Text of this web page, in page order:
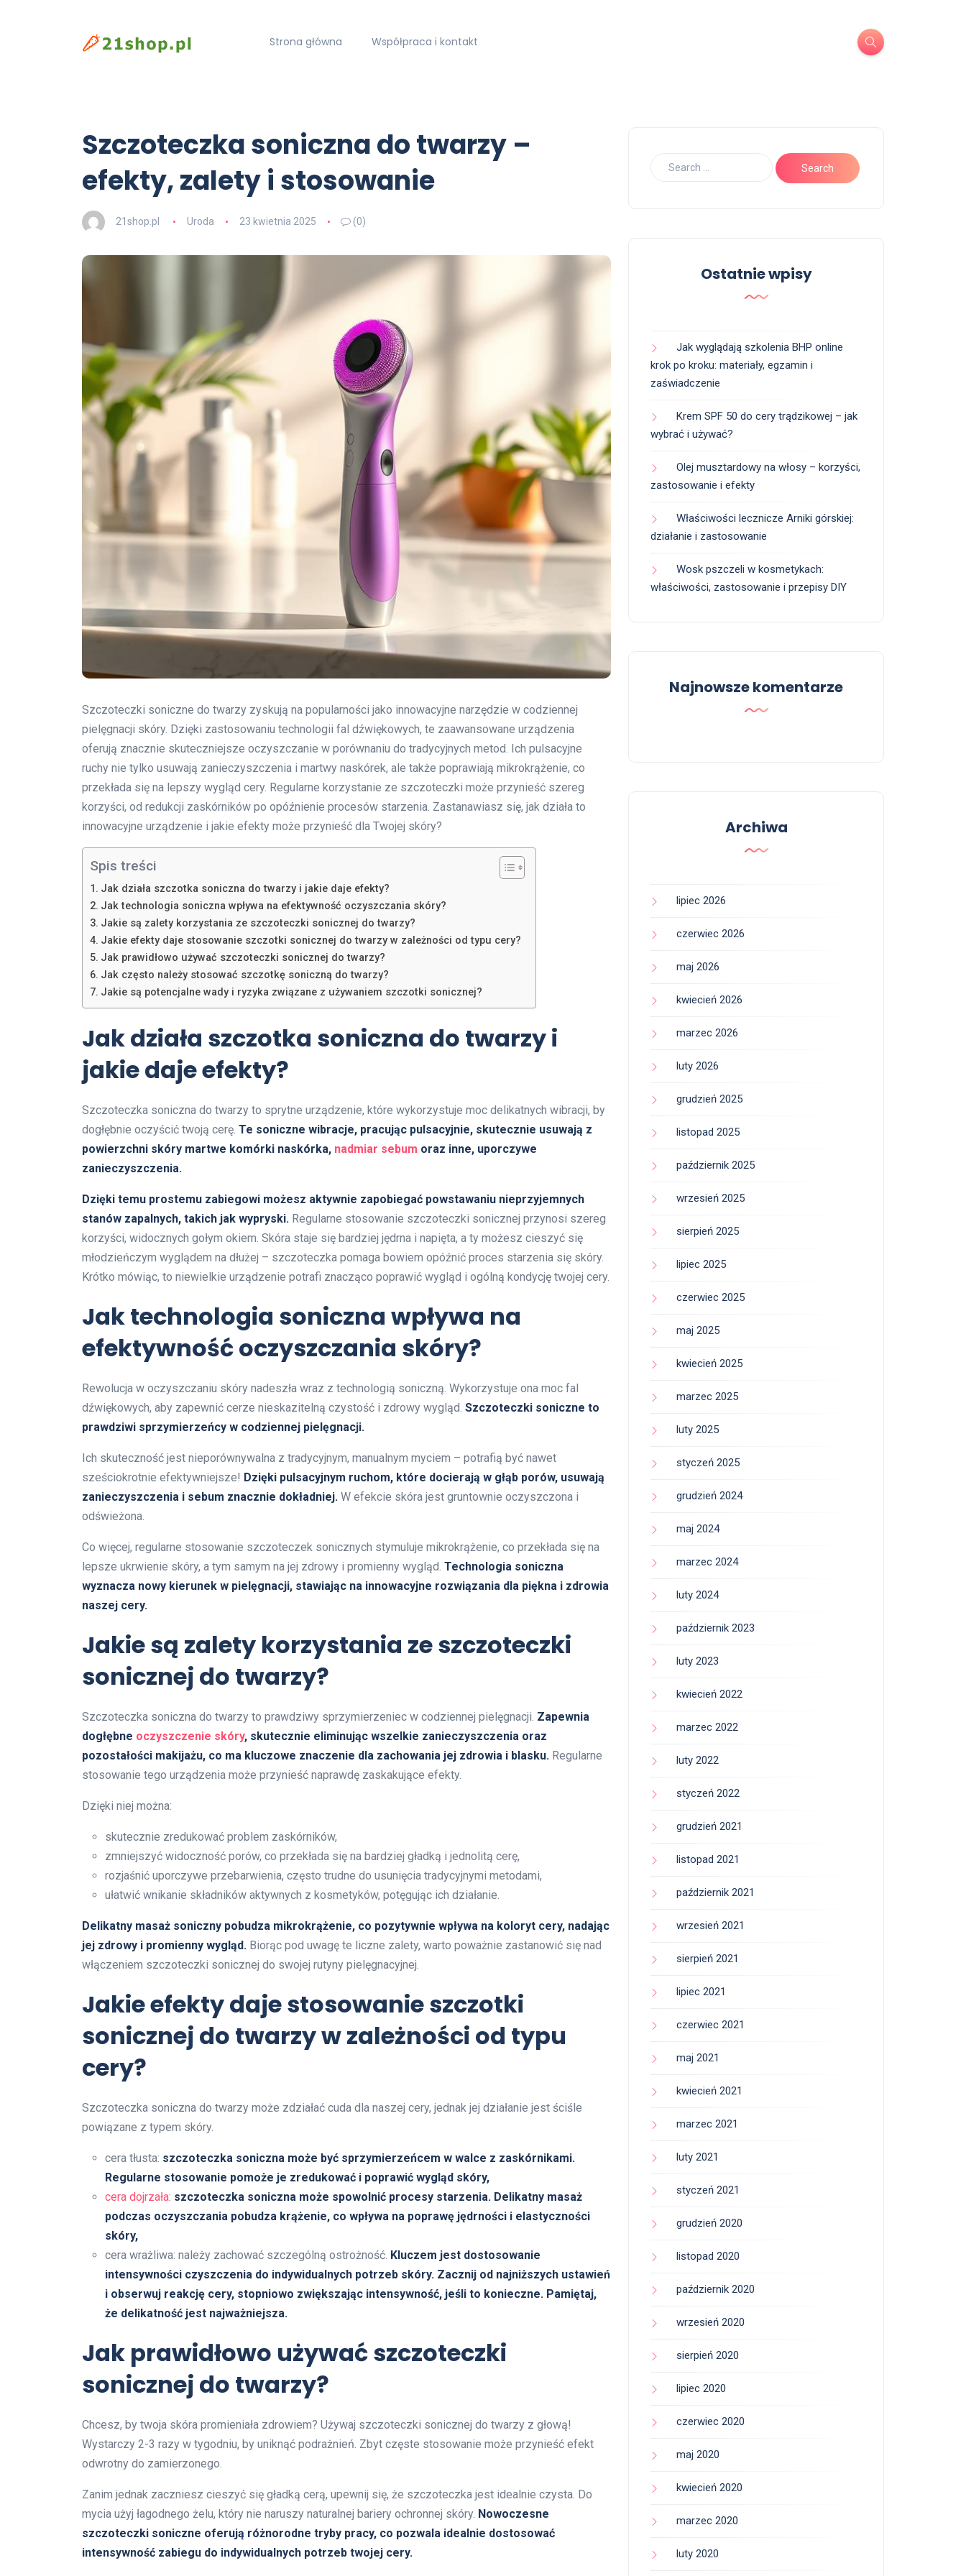
Strona główna Współpraca i kontakt
Szczoteczka soniczna do twarzy –
efekty, zalety i stosowanie
21shop.pl Uroda 23 kwietnia 2025 (0)
Szczoteczki soniczne do twarzy zyskują na popularności jako innowacyjne narzędzie w codziennej
pielęgnacji skóry. Dzięki zastosowaniu technologii fal dźwiękowych, te zaawansowane urządzenia
oferują znacznie skuteczniejsze oczyszczanie w porównaniu do tradycyjnych metod. Ich pulsacyjne
ruchy nie tylko usuwają zanieczyszczenia i martwy naskórek, ale także poprawiają mikrokrążenie, co
przekłada się na lepszy wygląd cery. Regularne korzystanie ze szczoteczki może przynieść szereg
korzyści, od redukcji zaskórników po opóźnienie procesów starzenia. Zastanawiasz się, jak działa to
innowacyjne urządzenie i jakie efekty może przynieść dla Twojej skóry?
Spis treści
Jak działa szczotka soniczna do twarzy i jakie daje efekty?
Jak technologia soniczna wpływa na efektywność oczyszczania skóry?
Jakie są zalety korzystania ze szczoteczki sonicznej do twarzy?
Jakie efekty daje stosowanie szczotki sonicznej do twarzy w zależności od typu cery?
Jak prawidłowo używać szczoteczki sonicznej do twarzy?
Jak często należy stosować szczotkę soniczną do twarzy?
Jakie są potencjalne wady i ryzyka związane z używaniem szczotki sonicznej?
Jak działa szczotka soniczna do twarzy i
jakie daje efekty?
Szczoteczka soniczna do twarzy to sprytne urządzenie, które wykorzystuje moc delikatnych wibracji, by
dogłębnie oczyścić twoją cerę. Te soniczne wibracje, pracując pulsacyjnie, skutecznie usuwają z
powierzchni skóry martwe komórki naskórka, nadmiar sebum oraz inne, uporczywe
zanieczyszczenia.
Dzięki temu prostemu zabiegowi możesz aktywnie zapobiegać powstawaniu nieprzyjemnych
stanów zapalnych, takich jak wypryski. Regularne stosowanie szczoteczki sonicznej przynosi szereg
korzyści, widocznych gołym okiem. Skóra staje się bardziej jędrna i napięta, a ty możesz cieszyć się
młodzieńczym wyglądem na dłużej – szczoteczka pomaga bowiem opóźnić proces starzenia się skóry.
Krótko mówiąc, to niewielkie urządzenie potrafi znacząco poprawić wygląd i ogólną kondycję twojej cery.
Jak technologia soniczna wpływa na
efektywność oczyszczania skóry?
Rewolucja w oczyszczaniu skóry nadeszła wraz z technologią soniczną. Wykorzystuje ona moc fal
dźwiękowych, aby zapewnić cerze nieskazitelną czystość i zdrowy wygląd. Szczoteczki soniczne to
prawdziwi sprzymierzeńcy w codziennej pielęgnacji.
Ich skuteczność jest nieporównywalna z tradycyjnym, manualnym myciem – potrafią być nawet
sześciokrotnie efektywniejsze! Dzięki pulsacyjnym ruchom, które docierają w głąb porów, usuwają
zanieczyszczenia i sebum znacznie dokładniej. W efekcie skóra jest gruntownie oczyszczona i
odświeżona.
Co więcej, regularne stosowanie szczoteczek sonicznych stymuluje mikrokrążenie, co przekłada się na
lepsze ukrwienie skóry, a tym samym na jej zdrowy i promienny wygląd. Technologia soniczna
wyznacza nowy kierunek w pielęgnacji, stawiając na innowacyjne rozwiązania dla piękna i zdrowia
naszej cery.
Jakie są zalety korzystania ze szczoteczki
sonicznej do twarzy?
Szczoteczka soniczna do twarzy to prawdziwy sprzymierzeniec w codziennej pielęgnacji. Zapewnia
dogłębne oczyszczenie skóry, skutecznie eliminując wszelkie zanieczyszczenia oraz
pozostałości makijażu, co ma kluczowe znaczenie dla zachowania jej zdrowia i blasku. Regularne
stosowanie tego urządzenia może przynieść naprawdę zaskakujące efekty.
Dzięki niej można:
skutecznie zredukować problem zaskórników,
zmniejszyć widoczność porów, co przekłada się na bardziej gładką i jednolitą cerę,
rozjaśnić uporczywe przebarwienia, często trudne do usunięcia tradycyjnymi metodami,
ułatwić wnikanie składników aktywnych z kosmetyków, potęgując ich działanie.
Delikatny masaż soniczny pobudza mikrokrążenie, co pozytywnie wpływa na koloryt cery, nadając
jej zdrowy i promienny wygląd. Biorąc pod uwagę te liczne zalety, warto poważnie zastanowić się nad
włączeniem szczoteczki sonicznej do swojej rutyny pielęgnacyjnej.
Jakie efekty daje stosowanie szczotki
sonicznej do twarzy w zależności od typu
cery?
Szczoteczka soniczna do twarzy może zdziałać cuda dla naszej cery, jednak jej działanie jest ściśle
powiązane z typem skóry.
cera tłusta: szczoteczka soniczna może być sprzymierzeńcem w walce z zaskórnikami.
Regularne stosowanie pomoże je zredukować i poprawić wygląd skóry,
cera dojrzała: szczoteczka soniczna może spowolnić procesy starzenia. Delikatny masaż
podczas oczyszczania pobudza krążenie, co wpływa na poprawę jędrności i elastyczności
skóry,
cera wrażliwa: należy zachować szczególną ostrożność. Kluczem jest dostosowanie
intensywności czyszczenia do indywidualnych potrzeb skóry. Zacznij od najniższych ustawień
i obserwuj reakcję cery, stopniowo zwiększając intensywność, jeśli to konieczne. Pamiętaj,
że delikatność jest najważniejsza.
Jak prawidłowo używać szczoteczki
sonicznej do twarzy?
Chcesz, by twoja skóra promieniała zdrowiem? Używaj szczoteczki sonicznej do twarzy z głową!
Wystarczy 2-3 razy w tygodniu, by uniknąć podrażnień. Zbyt częste stosowanie może przynieść efekt
odwrotny do zamierzonego.
Zanim jednak zaczniesz cieszyć się gładką cerą, upewnij się, że szczoteczka jest idealnie czysta. Do
mycia użyj łagodnego żelu, który nie naruszy naturalnej bariery ochronnej skóry. Nowoczesne
szczoteczki soniczne oferują różnorodne tryby pracy, co pozwala idealnie dostosować
intensywność zabiegu do indywidualnych potrzeb twojej cery.
Ostatnie wpisy
Jak wyglądają szkolenia BHP online
krok po kroku: materiały, egzamin i
zaświadczenie
Krem SPF 50 do cery trądzikowej – jak
wybrać i używać?
Olej musztardowy na włosy – korzyści,
zastosowanie i efekty
Właściwości lecznicze Arniki górskiej:
działanie i zastosowanie
Wosk pszczeli w kosmetykach:
właściwości, zastosowanie i przepisy DIY
Najnowsze komentarze
Archiwa
lipiec 2026
czerwiec 2026
maj 2026
kwiecień 2026
marzec 2026
luty 2026
grudzień 2025
listopad 2025
październik 2025
wrzesień 2025
sierpień 2025
lipiec 2025
czerwiec 2025
maj 2025
kwiecień 2025
marzec 2025
luty 2025
styczeń 2025
grudzień 2024
maj 2024
marzec 2024
luty 2024
październik 2023
luty 2023
kwiecień 2022
marzec 2022
luty 2022
styczeń 2022
grudzień 2021
listopad 2021
październik 2021
wrzesień 2021
sierpień 2021
lipiec 2021
czerwiec 2021
maj 2021
kwiecień 2021
marzec 2021
luty 2021
styczeń 2021
grudzień 2020
listopad 2020
październik 2020
wrzesień 2020
sierpień 2020
lipiec 2020
czerwiec 2020
maj 2020
kwiecień 2020
marzec 2020
luty 2020